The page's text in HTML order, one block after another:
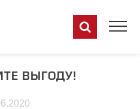
ВЫГОДУ!